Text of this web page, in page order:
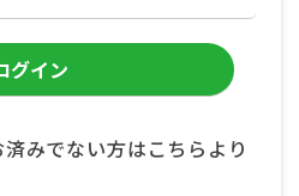
みでない方はこちらより